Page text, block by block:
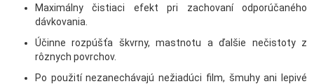
Maximálny čistiaci efekt pri zachovaní odporúčaného
dávkovania.
Účinne rozpúšťa škvrny, mastnotu a ďalšie nečistoty z
rôznych povrchov.
Po použití nezanechávajú nežiadúci film, šmuhy ani lepivé